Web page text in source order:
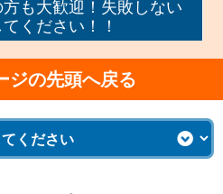
も大歓迎！失敗しない
ください！！
ジの先頭へ戻る